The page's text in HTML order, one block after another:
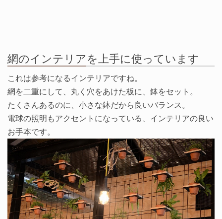
網のインテリアを上手に使っています
これは参考になるインテリアですね。
網を二重にして、丸く穴をあけた板に、鉢をセット。
たくさんあるのに、小さな鉢だから良いバランス。
電球の照明もアクセントになっている、インテリアの良い
お手本です。